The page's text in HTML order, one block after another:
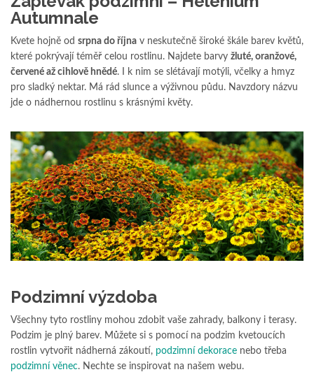
Autumnale
Kvete hojně od srpna do října v neskutečně široké škále barev květů,
které pokrývají téměř celou rostlinu. Najdete barvy žluté, oranžové,
červené až cihlově hnědé. I k nim se slétávají motýli, včelky a hmyz
pro sladký nektar. Má rád slunce a výživnou půdu. Navzdory názvu
jde o nádhernou rostlinu s krásnými květy.
Podzimní výzdoba
Všechny tyto rostliny mohou zdobit vaše zahrady, balkony i terasy.
Podzim je plný barev. Můžete si s pomocí na podzim kvetoucích
rostlin vytvořit nádherná zákoutí, podzimní dekorace nebo třeba
podzimní věnec. Nechte se inspirovat na našem webu.